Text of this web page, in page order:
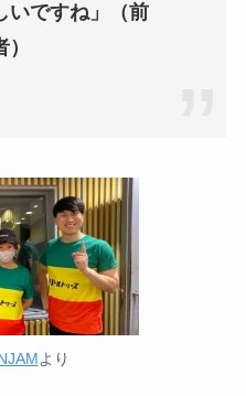
いですね」（前
より